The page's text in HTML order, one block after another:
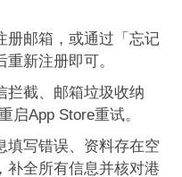
册邮箱，或通过「忘记
新注册即可。
拦截、邮箱垃圾收纳
启App Store重试。
填写错误、资料存在空
补全所有信息并核对港